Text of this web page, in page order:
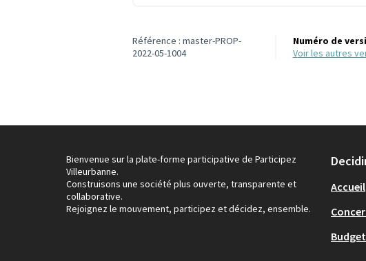
Référence : master-PROP-
2022-05-1004
Numéro de
voir les autres
Bienvenue sur la plate-forme participative de Participez
Villeurbanne.
Construisons une société plus ouverte, transparente et
collaborative.
Rejoignez le mouvement, participez et décidez, ensemble.
Accueil